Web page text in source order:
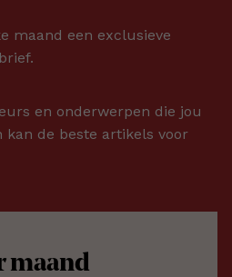
maand een exclusieve
en onderwerpen die jou
kan de beste artikels voor
maand